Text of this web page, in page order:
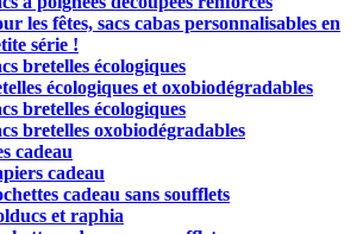
les fêtes, sacs cabas personnalisables en
série !
bretelles écologiques
écologiques et oxobiodégradables
bretelles écologiques
bretelles oxobiodégradables
cadeau
cadeau
cadeau sans soufflets
et raphia